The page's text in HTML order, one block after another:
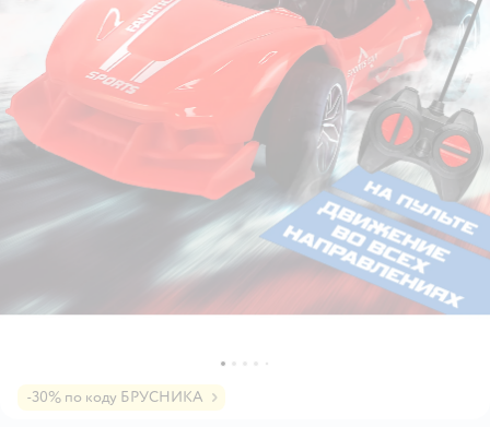
-30% по коду БРУСНИКА